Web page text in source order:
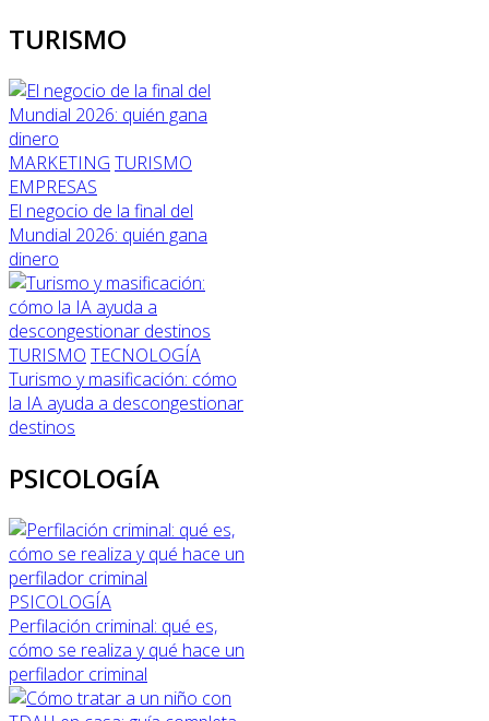
TURISMO
MARKETING TURISMO
EMPRESAS
El negocio de la final del
Mundial 2026: quién gana
dinero
TURISMO TECNOLOGÍA
Turismo y masificación: cómo
la IA ayuda a descongestionar
destinos
PSICOLOGÍA
PSICOLOGÍA
Perfilación criminal: qué es,
cómo se realiza y qué hace un
perfilador criminal